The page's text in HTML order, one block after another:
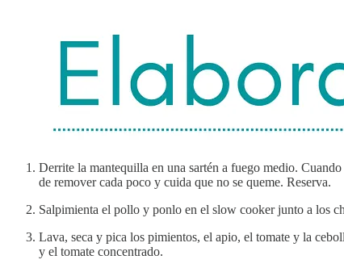
Derrite la mantequilla en una sartén a fuego medio.
de remover cada poco y cuida que no se queme. Reserva.
Salpimienta el pollo y ponlo en el slow cooker junto a los
Lava, seca y pica los pimientos, el apio, el tomate y la
y el tomate concentrado.